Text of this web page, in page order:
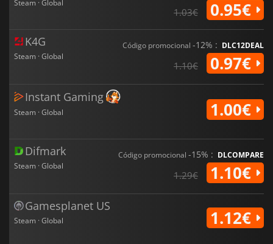
Steam · Global
1.03€ 0.95€
K4G
Steam · Global
Código promocional -12% : DLC12DEAL
1.10€ 0.97€
Instant Gaming
Steam · Global 1.00€
Difmark
Steam · Global
Código promocional -15% : DLCOMPARE
1.29€ 1.10€
Gamesplanet US
Steam · Global 1.12€